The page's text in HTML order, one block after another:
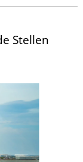
Stellen